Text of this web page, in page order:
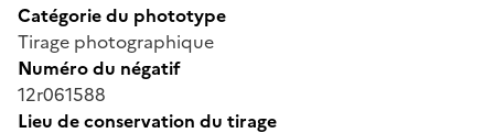
Catégorie du phototype
Tirage photographique
Numéro du négatif
12r061588
Lieu de conservation du tirage